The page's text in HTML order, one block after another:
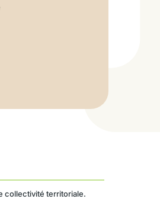
collectivité territoriale.